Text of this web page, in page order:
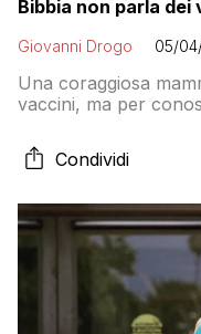
Bibbia non parla dei
Giovanni Drogo 05/
Una coraggiosa
vaccini, ma per
Google” ha
nominata una sola
l’umanità
Condividi